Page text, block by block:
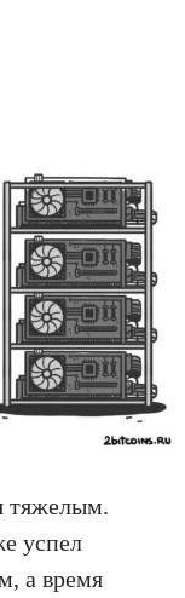
тяжелым.
успел
а время